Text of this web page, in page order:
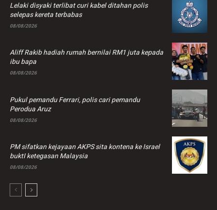
Lelaki disyaki terlibat curi kabel ditahan polis
selepas kereta terbabas
08/08/2026
Aliff Rakib hadiah rumah bernilai RM1 juta kepada
ibu bapa
08/08/2026
Pukul pemandu Ferrari, polis cari pemandu
Perodua Aruz
08/08/2026
PM sifatkan kejayaan AKPS sita kontena ke Israel
buktI ketegasan Malaysia
08/08/2026